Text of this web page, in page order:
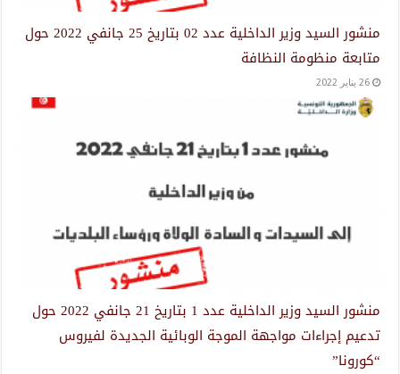
منشور السيد وزير الداخلية عدد 02 بتاريخ 25 جانفي 2022 حول
متابعة منظومة النظافة
26 يناير 2022
منشور السيد وزير الداخلية عدد 1 بتاريخ 21 جانفي 2022 حول
تدعيم إجراءات مواجهة الموجة الوبائية الجديدة لفيروس
“كورونا”